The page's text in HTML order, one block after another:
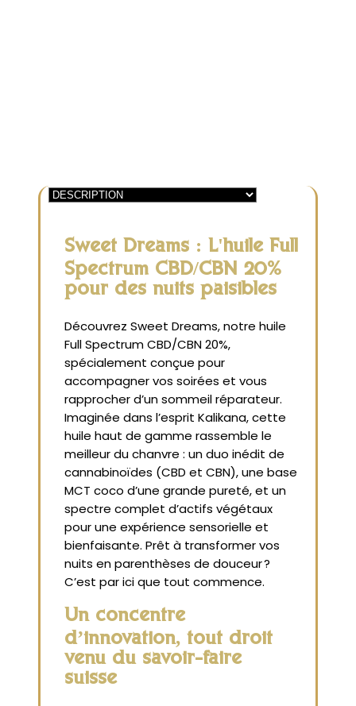
Sweet Dreams : L'huile Full
Spectrum CBD/CBN 20%
pour des nuits paisibles
Découvrez Sweet Dreams, notre huile
Full Spectrum CBD/CBN 20%,
spécialement conçue pour
accompagner vos soirées et vous
rapprocher d’un sommeil réparateur.
Imaginée dans l’esprit Kalikana, cette
huile haut de gamme rassemble le
meilleur du chanvre : un duo inédit de
cannabinoïdes (CBD et CBN), une base
MCT coco d’une grande pureté, et un
spectre complet d’actifs végétaux
pour une expérience sensorielle et
bienfaisante. Prêt à transformer vos
nuits en parenthèses de douceur ?
C’est par ici que tout commence.
Un concentré
d’innovation, tout droit
venu du savoir-faire
suisse